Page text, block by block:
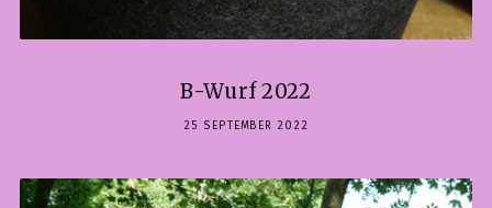
B-Wurf 2022
25 SEPTEMBER 2022